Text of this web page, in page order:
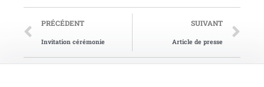
PRÉCÉDENT
Invitation cérémonie
SUIVANT
Article de presse